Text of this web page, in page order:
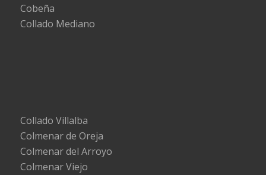
Cobeña
Collado Mediano
Collado Villalba
Colmenar de Oreja
Colmenar del Arroyo
Colmenar Viejo